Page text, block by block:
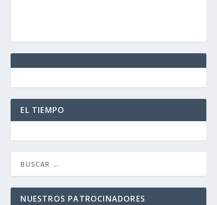
EL TIEMPO
NUESTROS PATROCINADORES